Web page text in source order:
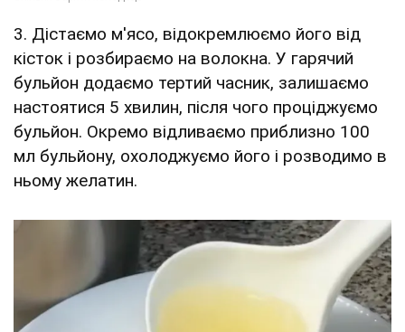
3. Дістаємо м'ясо, відокремлюємо його від
кісток і розбираємо на волокна. У гарячий
бульйон додаємо тертий часник, залишаємо
настоятися 5 хвилин, після чого проціджуємо
бульйон. Окремо відливаємо приблизно 100
мл бульйону, охолоджуємо його і розводимо в
ньому желатин.